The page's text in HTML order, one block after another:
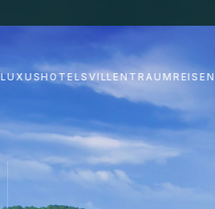
LUXUSHOTELS VILLEN TRAUMREISEN